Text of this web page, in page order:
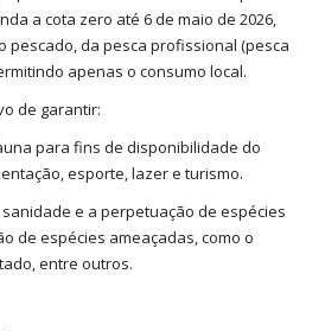
a cota zero até 6 de maio de 2026,
pescado, da pesca profissional (pesca
apenas o consumo local.
de garantir:
para fins de disponibilidade do
esporte, lazer e turismo.
e a perpetuação de espécies
de espécies ameaçadas, como o
entre outros.